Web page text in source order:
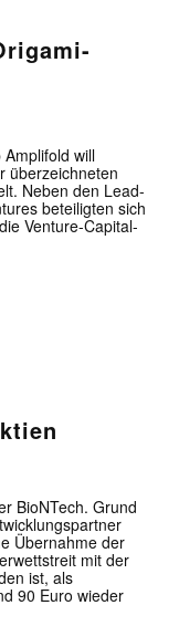
will
überzeichneten
Neben den Lead-
beteiligten sich
Venture-Capital-
BioNTech. Grund
Übernahme der
mit der
ist, als
90 Euro wieder